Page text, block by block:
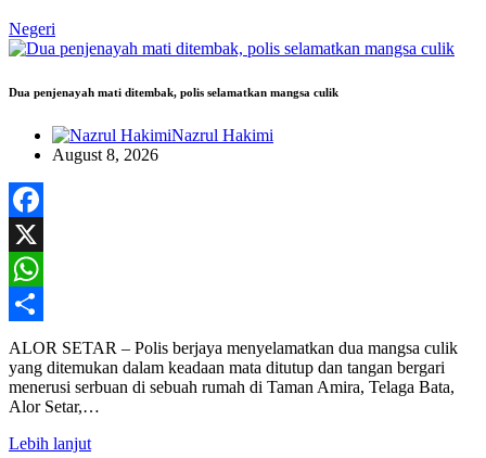
Negeri
Dua penjenayah mati ditembak, polis selamatkan mangsa culik
Nazrul Hakimi
August 8, 2026
Facebook
X
WhatsApp
Share
ALOR SETAR – Polis berjaya menyelamatkan dua mangsa culik
yang ditemukan dalam keadaan mata ditutup dan tangan bergari
menerusi serbuan di sebuah rumah di Taman Amira, Telaga Bata,
Alor Setar,…
Lebih lanjut